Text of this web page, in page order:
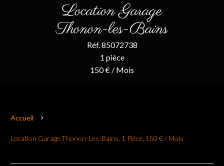
Location Garage
Thonon-les-Bains
Réf. 85072738
1 pièce
150 € / Mois
Accueil
Location Garage Thonon-Les-Bains, 1 Pièce, 150 € / Mois